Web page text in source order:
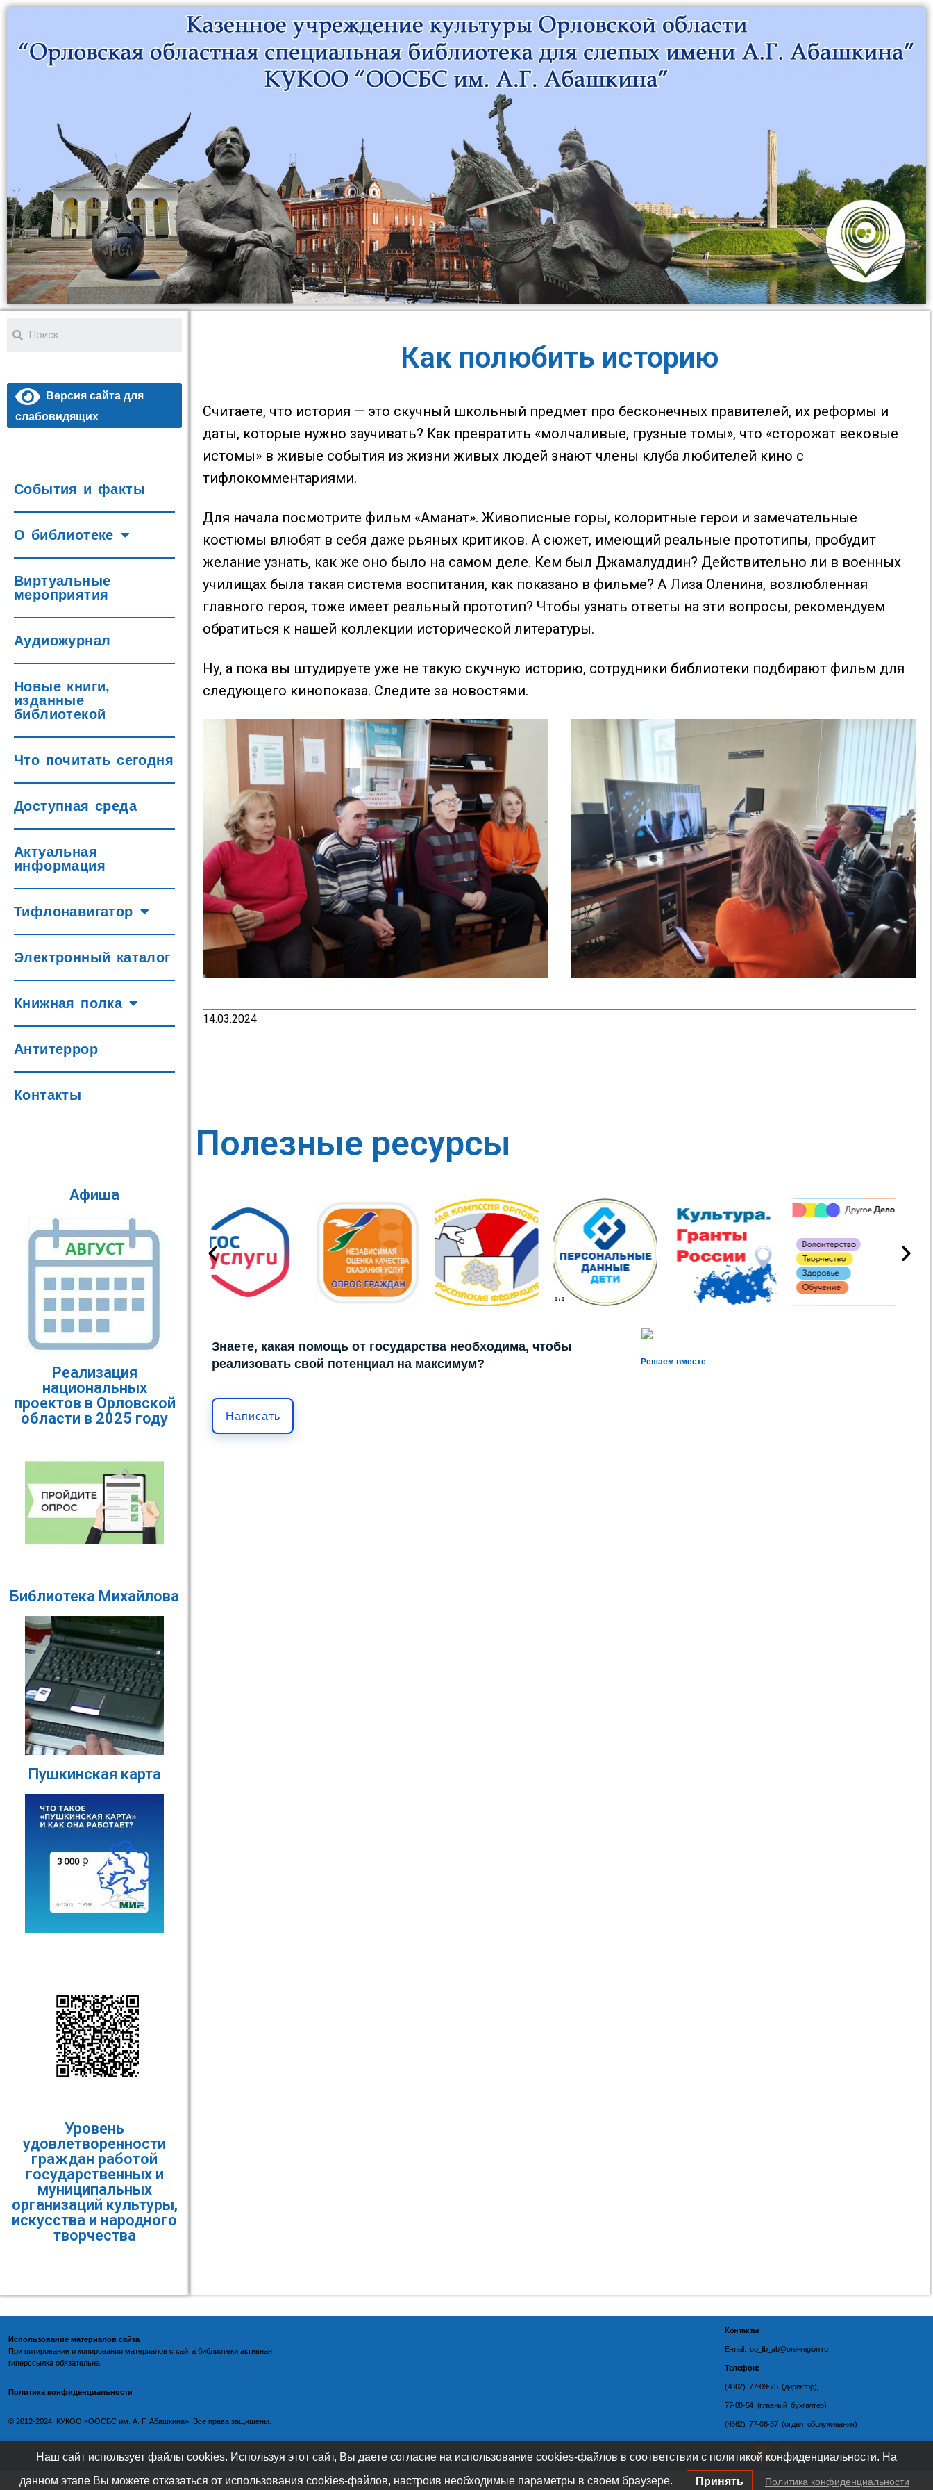
Версия сайта для
слабовидящих
События и факты
О библиотеке
Виртуальные
мероприятия
Аудиожурнал
Новые книги,
изданные
библиотекой
Что почитать сегодня
Доступная среда
Актуальная
информация
Тифлонавигатор
Электронный каталог
Книжная полка
Антитеррор
Контакты
Афиша
Реализация
национальных
проектов в Орловской
области в 2025 году
Библиотека Михайлова
Пушкинская карта
Уровень
удовлетворенности
граждан работой
государственных и
муниципальных
организаций культуры,
искусства и народного
творчества
Как полюбить историю
Считаете, что история — это скучный школьный предмет про бесконечных правителей, их реформы и
даты, которые нужно заучивать? Как превратить «молчаливые, грузные томы», что «сторожат вековые
истомы» в живые события из жизни живых людей знают члены клуба любителей кино с
тифлокомментариями.
Для начала посмотрите фильм «Аманат». Живописные горы, колоритные герои и замечательные
костюмы влюбят в себя даже рьяных критиков. А сюжет, имеющий реальные прототипы, пробудит
желание узнать, как же оно было на самом деле. Кем был Джамалуддин? Действительно ли в военных
училищах была такая система воспитания, как показано в фильме? А Лиза Оленина, возлюбленная
главного героя, тоже имеет реальный прототип? Чтобы узнать ответы на эти вопросы, рекомендуем
обратиться к нашей коллекции исторической литературы.
Ну, а пока вы штудируете уже не такую скучную историю, сотрудники библиотеки подбирают фильм для
следующего кинопоказа. Следите за новостями.
14.03.2024
Полезные ресурсы
1 / 1
Решаем вместе
Знаете, какая помощь от государства необходима, чтобы
реализовать свой потенциал на максимум?
Написать
Использование материалов сайта
При цитировании и копировании материалов с сайта библиотеки активная
гиперссылка обязательна!
Политика конфиденциальности
©️ 2012-2024, КУКОО «ООСБС им. А. Г. Абашкина». Все права защищены.
Контакты
E-mail: oo_lib_ab@orel-region.ru
Телефон:
(4862) 77-09-75 (директор),
77-08-54 (главный бухгалтер),
(4862) 77-08-37 (отдел обслуживания)
Наш сайт использует файлы cookies. Используя этот сайт, Вы даете согласие на использование cookies-файлов в соответствии с политикой конфиденциальности. На
данном этапе Вы можете отказаться от использования cookies-файлов, настроив необходимые параметры в своем браузере. Принять Политика конфиденциальности